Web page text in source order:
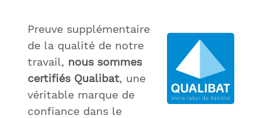
Preuve supplémentaire
de la qualité de notre
travail, nous sommes
certifiés Qualibat, une
véritable marque de
confiance dans le